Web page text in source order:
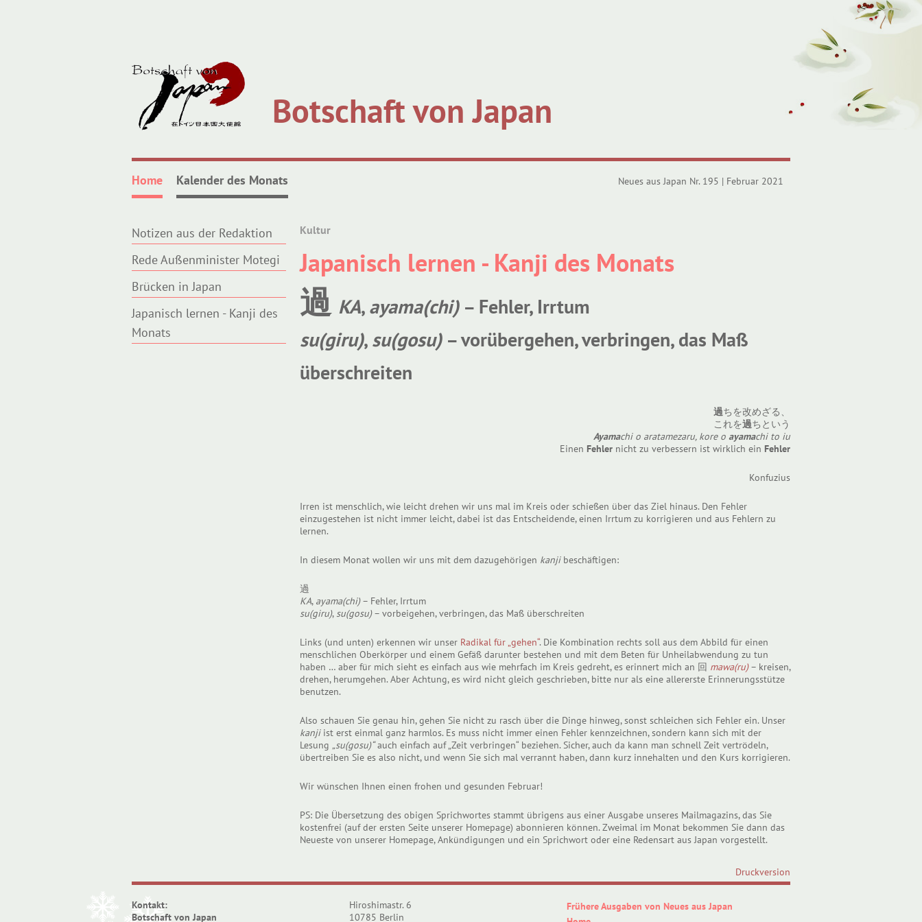
Botschaft von Japan
Home Kalender des Monats Neues aus Japan Nr. 195 | Februar 2021
Notizen aus der Redaktion
Rede Außenminister Motegi
Brücken in Japan
Japanisch lernen - Kanji des
Monats
Kultur
Japanisch lernen - Kanji des Monats
過 KA,ayama(chi)– Fehler, Irrtum
su(giru),su(gosu)– vorübergehen, verbringen, das Maß
überschreiten
過ちを改めざる、
これを過ちという
Ayamachi o aratamezaru, kore o ayamachi to iu
Einen Fehler nicht zu verbessern ist wirklich ein Fehler
Konfuzius
Irren ist menschlich, wie leicht drehen wir uns mal im Kreis oder schießen über das Ziel hinaus. Den Fehler
einzugestehen ist nicht immer leicht, dabei ist das Entscheidende, einen Irrtum zu korrigieren und aus Fehlern zu
lernen.
In diesem Monat wollen wir uns mit dem dazugehörigen kanjibeschäftigen:
過
KA, ayama(chi)– Fehler, Irrtum
su(giru), su(gosu)– vorbeigehen, verbringen, das Maß überschreiten
Links (und unten) erkennen wir unser Radikal für „gehen“. Die Kombination rechts soll aus dem Abbild für einen
menschlichen Oberkörper und einem Gefäß darunter bestehen und mit dem Beten für Unheilabwendung zu tun
haben … aber für mich sieht es einfach aus wie mehrfach im Kreis gedreht, es erinnert mich an 回 mawa(ru)– kreisen,
drehen, herumgehen. Aber Achtung, es wird nicht gleich geschrieben, bitte nur als eine allererste Erinnerungsstütze
benutzen.
Also schauen Sie genau hin, gehen Sie nicht zu rasch über die Dinge hinweg, sonst schleichen sich Fehler ein. Unser
kanjiist erst einmal ganz harmlos. Es muss nicht immer einen Fehler kennzeichnen, sondern kann sich mit der
Lesung „su(gosu)“auch einfach auf „Zeit verbringen“ beziehen. Sicher, auch da kann man schnell Zeit vertrödeln,
übertreiben Sie es also nicht, und wenn Sie sich mal verrannt haben, dann kurz innehalten und den Kurs korrigieren.
Wir wünschen Ihnen einen frohen und gesunden Februar!
PS: Die Übersetzung des obigen Sprichwortes stammt übrigens aus einer Ausgabe unseres Mailmagazins, das Sie
kostenfrei (auf der ersten Seite unserer Homepage) abonnieren können. Zweimal im Monat bekommen Sie dann das
Neueste von unserer Homepage, Ankündigungen und ein Sprichwort oder eine Redensart aus Japan vorgestellt.
Druckversion
Kontakt:
Botschaft von Japan
Hiroshimastr. 6
10785 Berlin
Frühere Ausgaben von Neues aus Japan